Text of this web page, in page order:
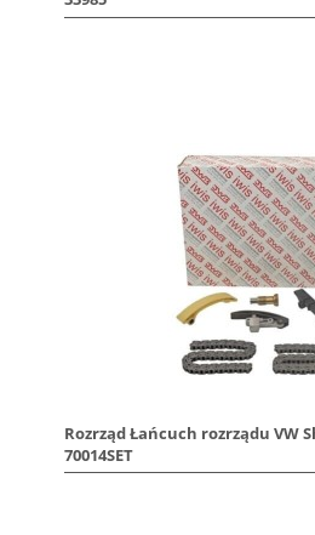
Rozrząd Łańcuch rozrządu VW
70014SET